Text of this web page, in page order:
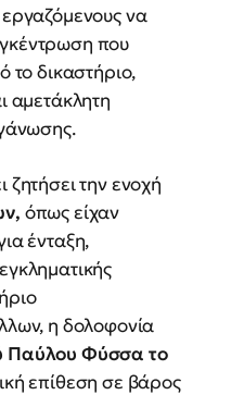
εργαζόμενους να
που
το δικαστήριο,
αμετάκλητη
ζητήσει την ενοχή
όπως είχαν
ένταξη,
η δολοφονία
Παύλου Φύσσα το
επίθεση σε βάρος